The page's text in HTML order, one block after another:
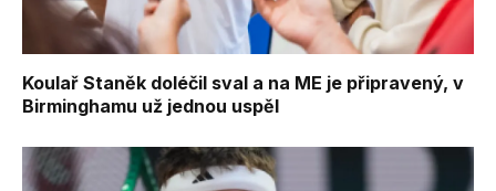
Koulař Staněk doléčil sval a na ME je připravený, v
Birminghamu už jednou uspěl